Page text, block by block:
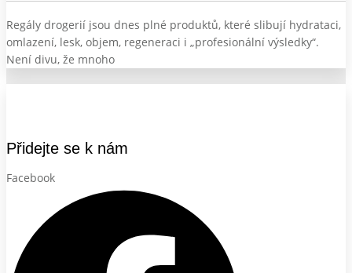
Regály drogerií jsou dnes plné produktů, které slibují hydrataci,
omlazení, lesk, objem, regeneraci i „profesionální výsledky“.
Není divu, že mnoho
Přidejte se k nám
Facebook